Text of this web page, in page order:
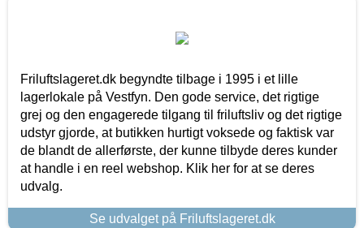
Friluftslageret.dk begyndte tilbage i 1995 i et lille
lagerlokale på Vestfyn. Den gode service, det rigtige
grej og den engagerede tilgang til friluftsliv og det rigtige
udstyr gjorde, at butikken hurtigt voksede og faktisk var
de blandt de allerførste, der kunne tilbyde deres kunder
at handle i en reel webshop. Klik her for at se deres
udvalg.
Se udvalget på Friluftslageret.dk